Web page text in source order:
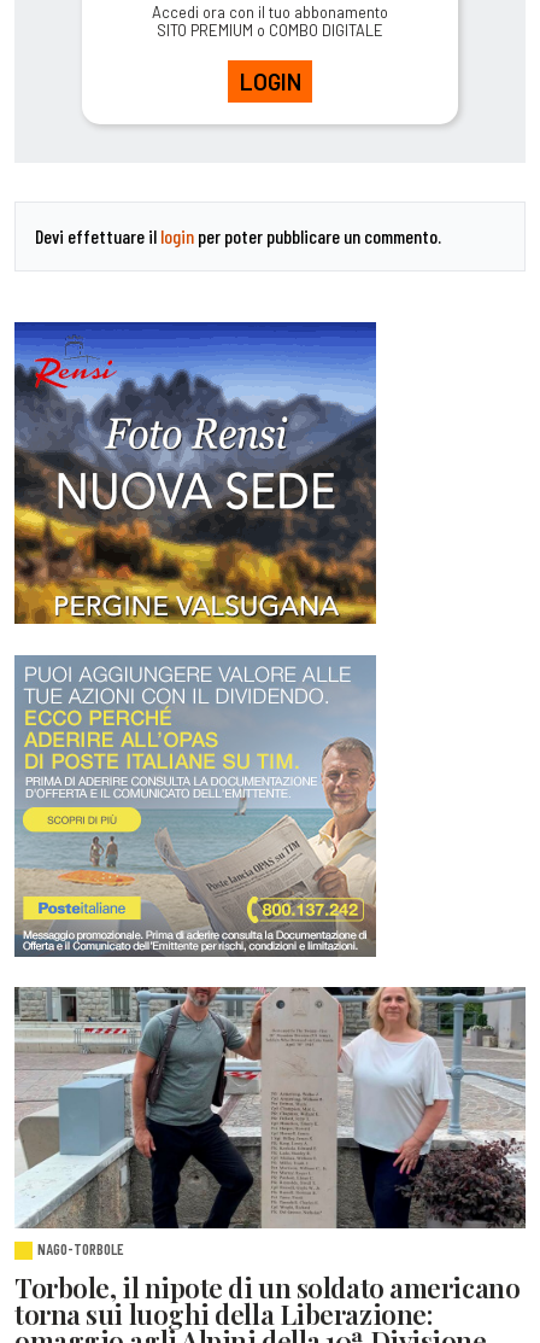
Accedi ora con il tuo abbonamento
SITO PREMIUM o COMBO DIGITALE
LOGIN
Devi effettuare il login per poter pubblicare un commento.
NAGO-TORBOLE
Torbole, il nipote di un soldato americano
torna sui luoghi della Liberazione: